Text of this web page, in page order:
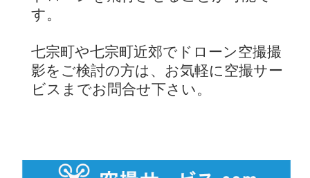
す。
七宗町や七宗町近郊でドローン空撮撮
影をご検討の方は、お気軽に空撮サー
ビスまでお問合せ下さい。